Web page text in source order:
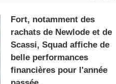
Fort, notamment des
rachats de Newlode et de
Scassi, Squad affiche de
belle performances
financières pour l'année